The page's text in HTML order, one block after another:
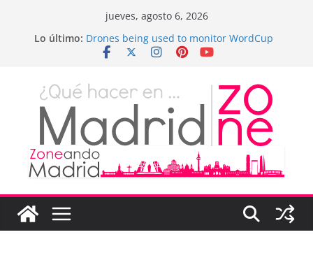
jueves, agosto 6, 2026
Lo último: Drones being used to monitor WordCup
¡Hola, mundo!
Fastest plane in the world
Wireless Headphones are now on Market